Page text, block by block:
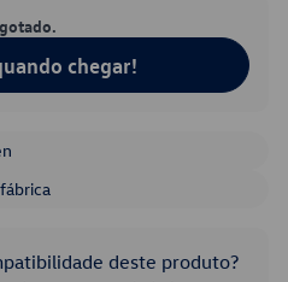
chegar!
deste produto?